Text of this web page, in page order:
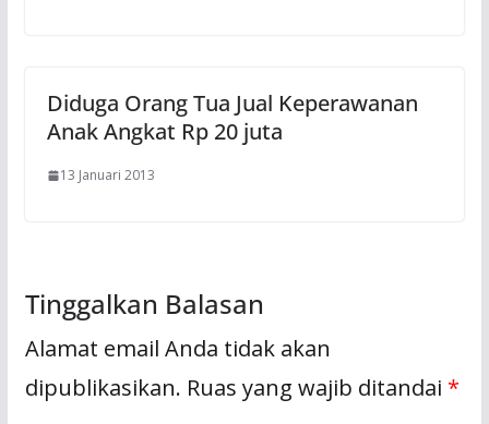
Diduga Orang Tua Jual Keperawanan
Anak Angkat Rp 20 juta
13 Januari 2013
Tinggalkan Balasan
Alamat email Anda tidak akan
dipublikasikan. Ruas yang wajib ditandai *